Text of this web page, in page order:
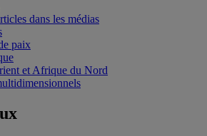
dans les médias
paix
et Afrique du Nord